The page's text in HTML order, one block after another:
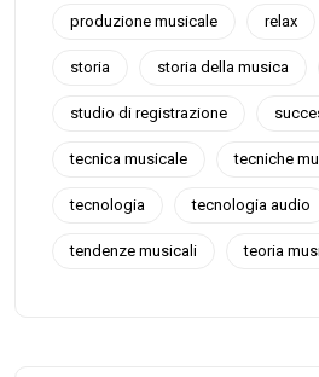
produzione musicale relax
storia storia della musica
studio di registrazione
tecnica musicale tecniche
tecnologia tecnologia audio
tendenze musicali teoria